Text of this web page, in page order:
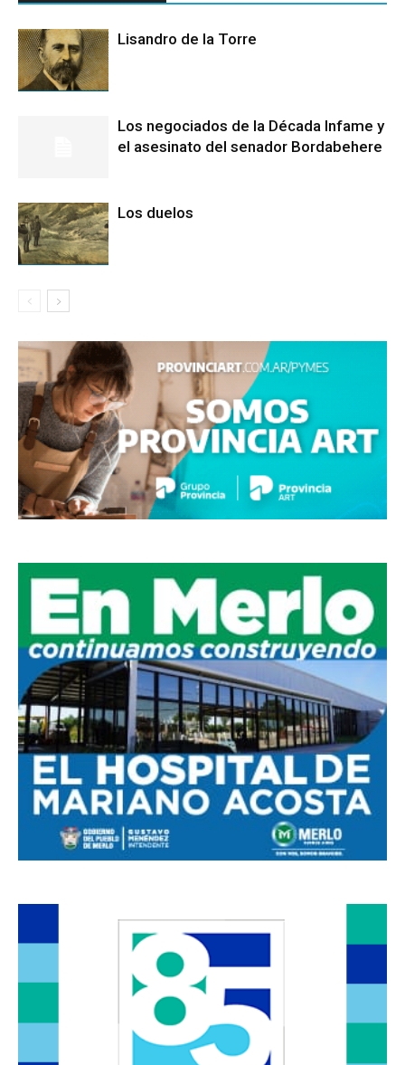
Lisandro de la Torre
Los negociados de la Década Infame y
el asesinato del senador Bordabehere
Los duelos